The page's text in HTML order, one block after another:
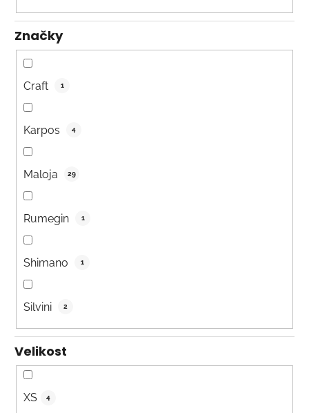
Značky
Craft 1
Karpos 4
Maloja 29
Rumegin 1
Shimano 1
Silvini 2
Velikost
XS 4